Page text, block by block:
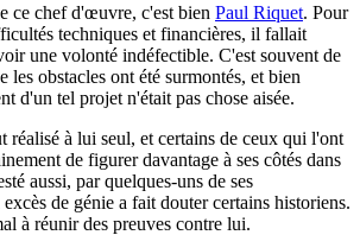
ce chef d'œuvre, c'est bien Paul Riquet. Pour
techniques et financières, il fallait
une volonté indéfectible. C'est souvent de
les obstacles ont été surmontés, et bien
d'un tel projet n'était pas chose aisée.
réalisé à lui seul, et certains de ceux qui l'ont
de figurer davantage à ses côtés dans
aussi, par quelques-uns de ses
de génie a fait douter certains historiens.
à réunir des preuves contre lui.